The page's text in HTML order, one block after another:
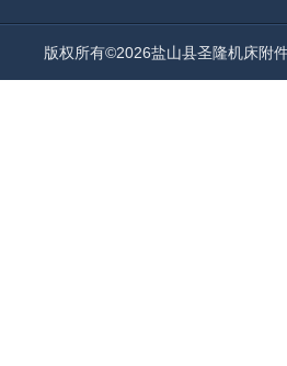
版权所有©2026盐山县圣隆机床附